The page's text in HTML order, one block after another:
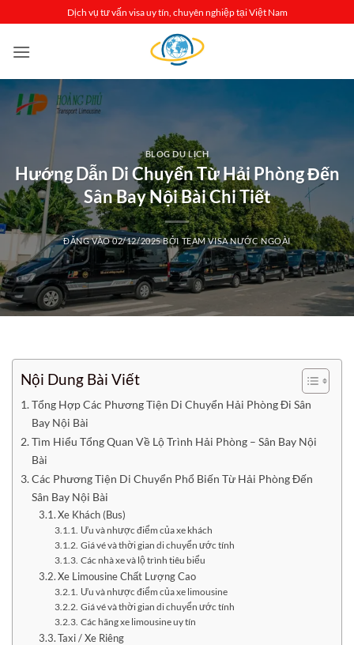
qua
nội
Dịch vụ tư vấn visa uy tín, chuyên nghiệp tại Việt Nam
BLOG DU LỊCH
Hướng Dẫn Di Chuyển Từ Hải Phòng Đến
Sân Bay Nội Bài Chi Tiết
ĐĂNG VÀO02/12/2025BỞITEAM VISA NƯỚC NGOÀI
Nội Dung Bài Viết
Tổng Hợp Các Phương Tiện Di Chuyển Hải Phòng Đi Sân
Bay Nội Bài
Tìm Hiểu Tổng Quan Về Lộ Trình Hải Phòng – Sân Bay Nội
Bài
Các Phương Tiện Di Chuyển Phổ Biến Từ Hải Phòng Đến
Sân Bay Nội Bài
Xe Khách (Bus)
Ưu và nhược điểm của xe khách
Giá vé và thời gian di chuyển ước tính
Các nhà xe và lộ trình tiêu biểu
Xe Limousine Chất Lượng Cao
Ưu và nhược điểm của xe limousine
Giá vé và thời gian di chuyển ước tính
Các hãng xe limousine uy tín
Taxi / Xe Riêng